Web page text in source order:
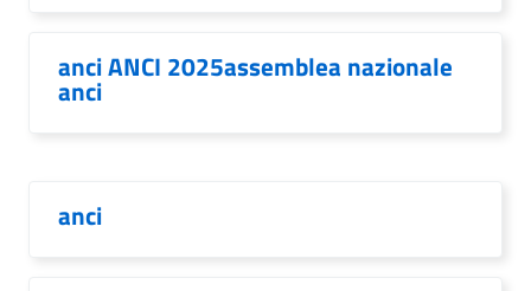
anci ANCI 2025assemblea nazionale
anci
anci